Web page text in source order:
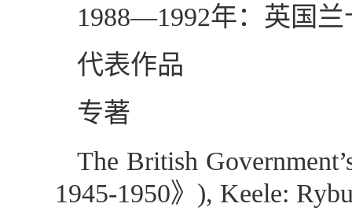
1988—1992年：英国
代表作品
专著
The British
1945-1950》), Keele: